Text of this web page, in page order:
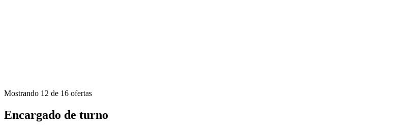
Mostrando 12 de 16 ofertas
Encargado de turno